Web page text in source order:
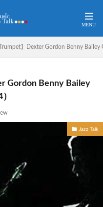
Trumpet】Dexter Gordon Benny
Gordon Benny Bailey
Jazz Talk